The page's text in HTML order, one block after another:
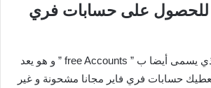
موقع fimody للحصول على حسابات فري
يعد موقع fimody و الذي يسمى أيضا ب ” free Accounts ” و هو يعد
حسابات فري فاير مجانا مشحونة و غير